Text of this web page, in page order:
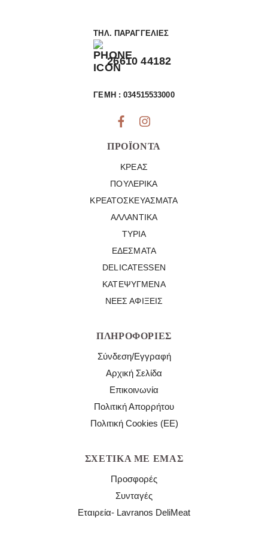
ΤΗΛ. ΠΑΡΑΓΓΕΛΊΕΣ
26610 44182
ΓΕΜΗ : 034515533000
ΠΡΟΪΌΝΤΑ
ΚΡΈΑΣ
ΠΟΥΛΕΡΙΚΆ
ΚΡΕΑΤΟΣΚΕΥΆΣΜΑΤΑ
ΑΛΛΑΝΤΙΚΆ
ΤΥΡΙΆ
ΕΔΈΣΜΑΤΑ
DELICATESSEN
ΚΑΤΕΨΥΓΜΈΝΑ
ΝΈΕΣ ΑΦΊΞΕΙΣ
ΠΛΗΡΟΦΟΡΊΕΣ
Σύνδεση/Εγγραφή
Αρχική Σελίδα
Επικοινωνία
Πολιτική Απορρήτου
Πολιτική Cookies (ΕΕ)
ΣΧΕΤΙΚΆ ΜΕ ΕΜΆΣ
Προσφορές
Συνταγές
Εταιρεία- Lavranos DeliMeat